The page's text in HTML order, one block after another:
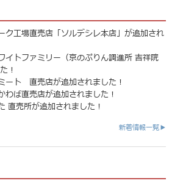
ク工場直売店「ソルデシレ本店」が追加され
イトファミリー（京のぷりん調進所 吉祥院
！
ート 直売店が追加されました！
わば直売店が追加されました！
直売所が追加されました！
新着情報一覧▶